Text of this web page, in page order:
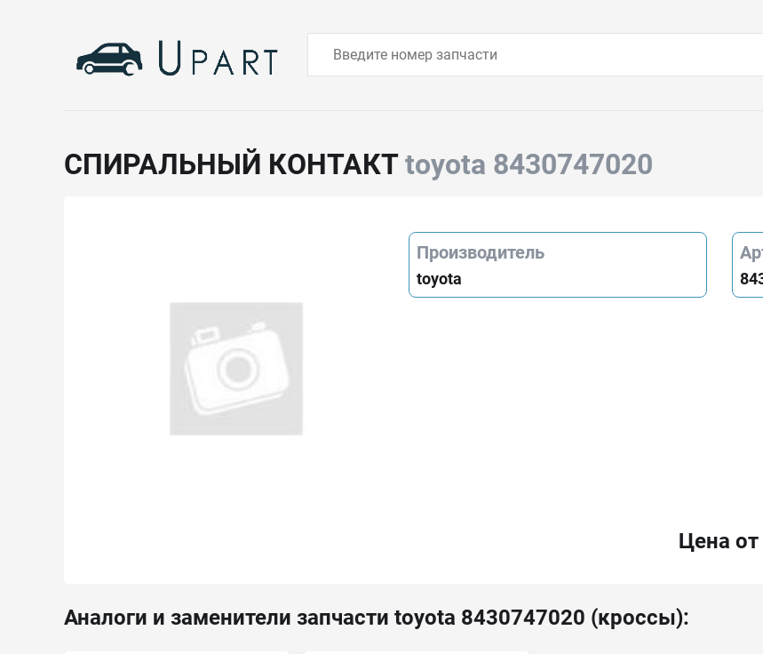
СПИРАЛЬНЫЙ КОНТАКТtoyota 8430747020
Производитель
toyota
Цена от
Аналоги и заменители запчасти toyota 8430747020 (кроссы):